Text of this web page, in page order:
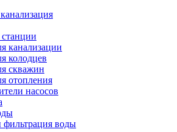
канализации
колодцев
скважин
отопления
насосов
фильтрация воды